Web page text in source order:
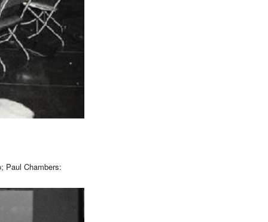
Paul Chambers: